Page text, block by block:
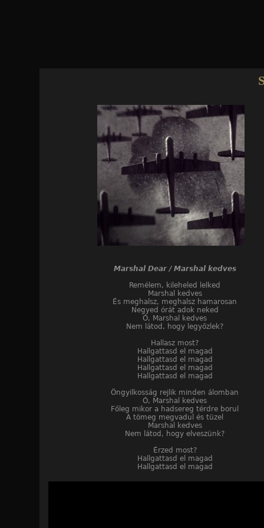
Marshal Dear / Marshal kedves
Remélem, kileheled lelked
Marshal kedves
És meghalsz, meghalsz hamarosan
Negyed órát adok neked
Ó, Marshal kedves
Nem látod, hogy legyőzlek?
Hallasz most?
Hallgattasd el magad
Hallgattasd el magad
Hallgattasd el magad
Hallgattasd el magad
Öngyilkosság rejlik minden álomban
Ó, Marshal kedves
Főleg mikor a hadsereg térdre borul
A tömeg megvadul és tüzel
Marshal kedves
Nem látod, hogy elveszünk?
Érzed most?
Hallgattasd el magad
Hallgattasd el magad